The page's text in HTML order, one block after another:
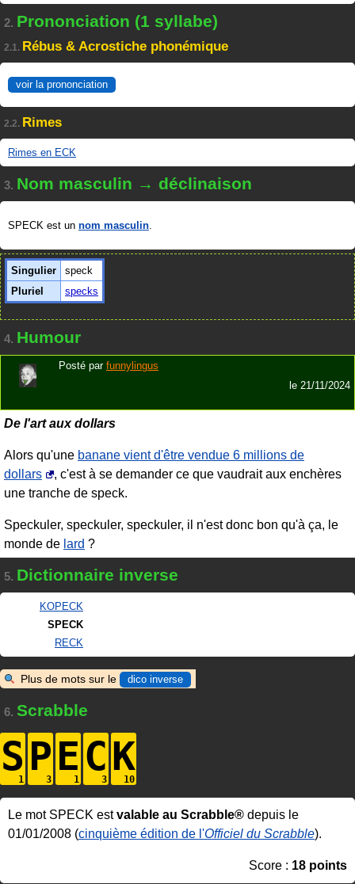
2. Prononciation (1 syllabe)
2.1. Rébus & Acrostiche phonémique
voir la prononciation
2.2. Rimes
Rimes en ECK
3. Nom masculin → déclinaison
SPECK est un nom masculin.
Singulier
speck
Pluriel
specks
4. Humour
Posté par funnylingus
le 21/11/2024
De l'art aux dollars
Alors qu'une banane vient d'être vendue 6 millions de
dollars
, c'est à se demander ce que vaudrait aux enchères
une tranche de speck.
Speckuler, speckuler, speckuler, il n'est donc bon qu'à ça, le
monde de lard ?
5. Dictionnaire inverse
KOPECK
SPECK
RECK
Plus de mots sur le dico inverse
6. Scrabble
S PECK
Le mot SPECK estvalable au Scrabble® depuis le
01/01/2008 (cinquième édition de l'Officiel du Scrabble).
Score : 18 points